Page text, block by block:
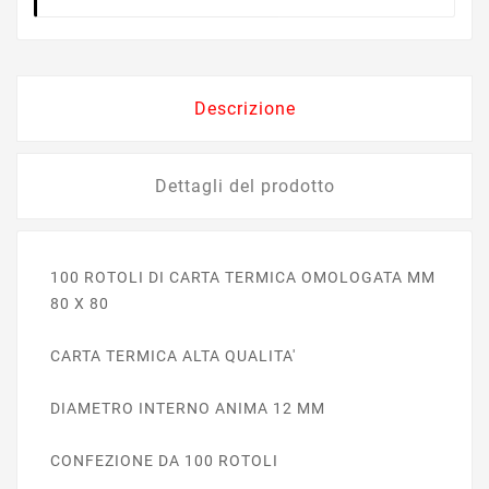
Descrizione
Dettagli del prodotto
100 ROTOLI DI CARTA TERMICA OMOLOGATA MM
80 X 80
CARTA TERMICA ALTA QUALITA'
DIAMETRO INTERNO ANIMA 12 MM
CONFEZIONE DA 100 ROTOLI